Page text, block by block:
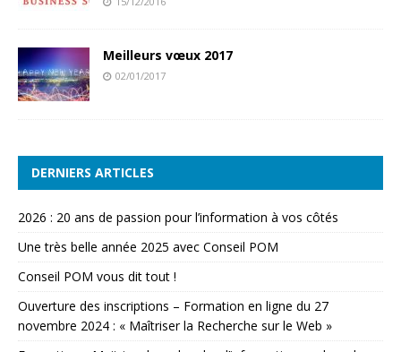
Meilleurs vœux 2017
02/01/2017
DERNIERS ARTICLES
2026 : 20 ans de passion pour l’information à vos côtés
Une très belle année 2025 avec Conseil POM
Conseil POM vous dit tout !
Ouverture des inscriptions – Formation en ligne du 27
novembre 2024 : « Maîtriser la Recherche sur le Web »